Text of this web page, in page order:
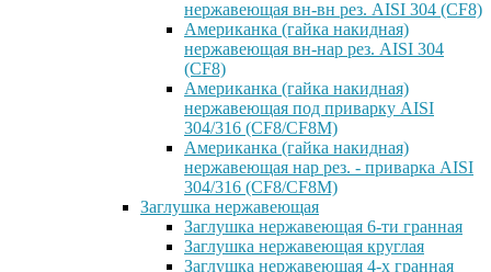
нержавеющая вн-вн рез. AISI 304 (CF8)
Американка (гайка накидная)
нержавеющая вн-нар рез. AISI 304
(CF8)
Американка (гайка накидная)
нержавеющая под приварку AISI
304/316 (CF8/CF8M)
Американка (гайка накидная)
нержавеющая нар рез. - приварка AISI
304/316 (CF8/CF8M)
Заглушка нержавеющая
Заглушка нержавеющая 6-ти гранная
Заглушка нержавеющая круглая
Заглушка нержавеющая 4-х гранная